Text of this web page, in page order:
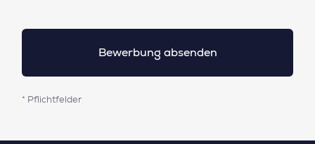
* Pflichtfelder